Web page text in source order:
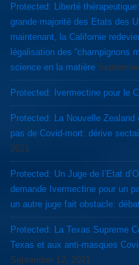
Protected: Liberté thérapeutique: a part quelques Etats archaiques, la
grande majorité des Etats des
maintenant, la Californie
légalisation des “champignons
science en la matière
Protected: Ivermectine pour le
Protected: La Nouvelle
pas de Covid-mort: dérive
2021
Protected: Un Juge de l’Etat
demande Ivermectine pour un
un autre juge fait obstacle:
Protected: La Texas Supreme
Texas et aux anti-masques
September 12, 2021